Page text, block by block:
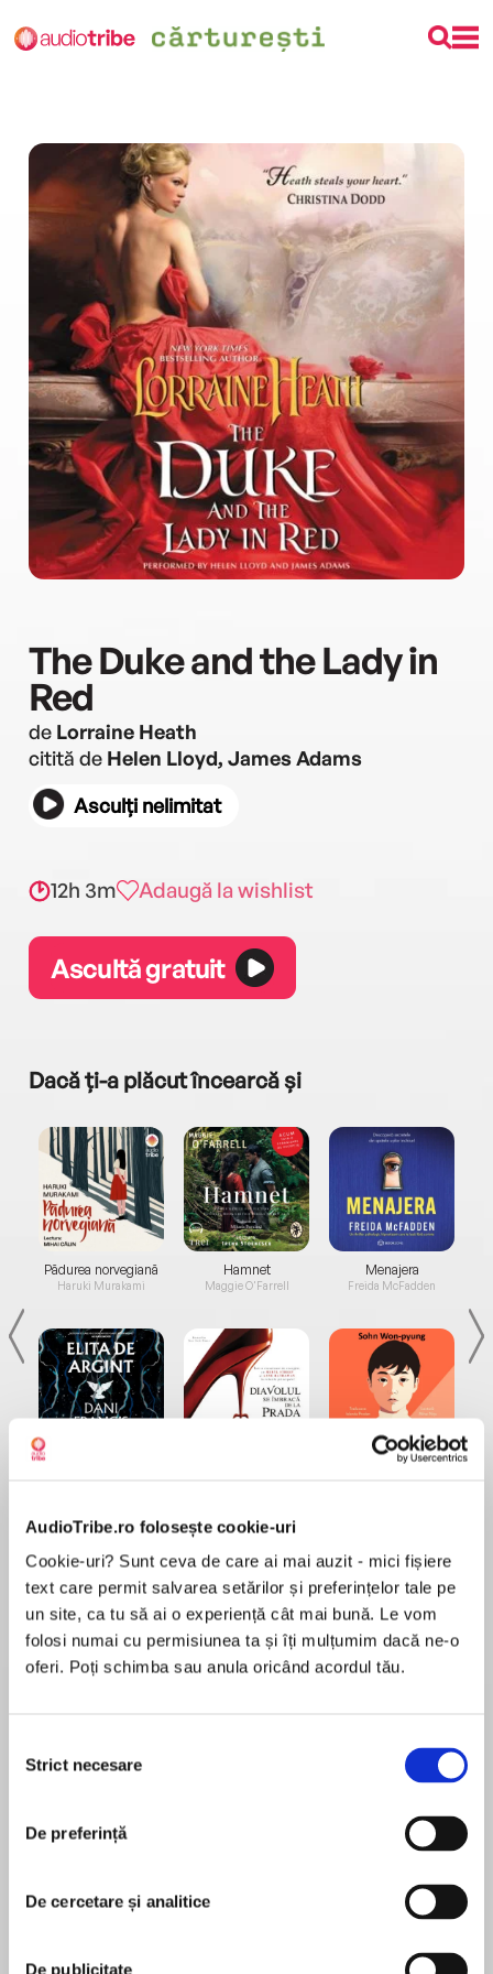
AudioTribe.ro folosește cookie-uri
Cookie-uri? Sunt ceva de care ai mai auzit - mici fișiere
text care permit salvarea setărilor și preferințelor tale pe
un site, ca tu să ai o experiență cât mai bună. Le vom
folosi numai cu permisiunea ta și îți mulțumim dacă ne-o
oferi. Poți schimba sau anula oricând acordul tău.
consimțământului
Strict necesare
De preferință
De cercetare și analitice
De publicitate
The Duke and the Lady in
Red
de Lorraine Heath
citită de Helen Lloyd, James Adams
Asculți nelimitat
12h 3m Adaugă la wishlist
Ascultă gratuit
Dacă ți-a plăcut încearcă și
Pădurea norvegiană
Haruki Murakami
Hamnet
Maggie O'Farrell
Menajera
Freida McFadden
Desprecarte
USA Today Bestseller
last wicked rogue meets his match.
When Rosalind Sharpe gains the attention of
the deliciously wicked Duke of Avendale, she’s
notorious rogue and the knowledge that he—
rich as Croesus—is the perfect target for a
pentru această carte
After graduating from the University of Texas, she